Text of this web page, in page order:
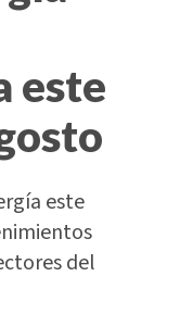
este
este
del